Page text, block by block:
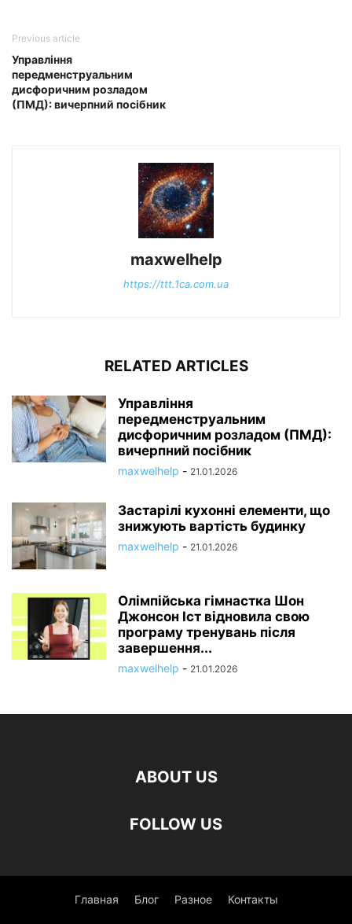
Previous article
Управління
передменструальним
дисфоричним розладом
(ПМД): вичерпний посібник
maxwelhelp
https://ttt.1ca.com.ua
RELATED ARTICLES
Управління
передменструальним
дисфоричним розладом (ПМД):
вичерпний посібник
maxwelhelp - 21.01.2026
Застарілі кухонні елементи, що
знижують вартість будинку
maxwelhelp - 21.01.2026
Олімпійська гімнастка Шон
Джонсон Іст відновила свою
програму тренувань після
завершення...
maxwelhelp - 21.01.2026
ABOUT US
FOLLOW US
Главная Блог Разное Контакты